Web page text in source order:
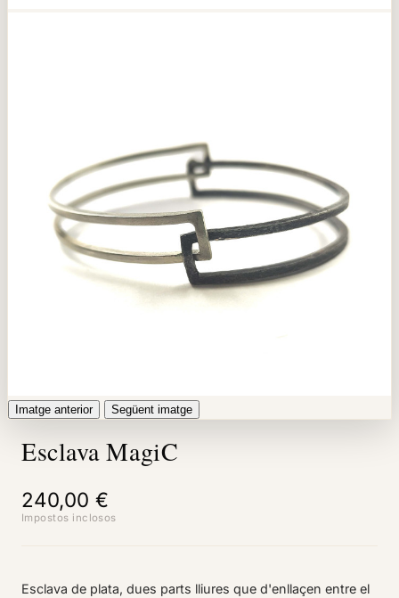
Imatge anterior Següent imatge
Esclava MagiC
240,00 €
Impostos inclosos
Esclava de plata, dues parts lliures que d'enllaçen entre el